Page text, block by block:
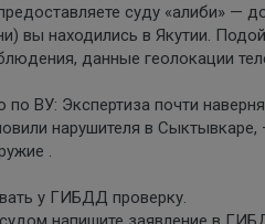
суду «алиби» —
вы находились в Якутии.
данные геолокации
по ВУ: Экспертиза почти
нарушителя в
.
у ГИБДД проверку.